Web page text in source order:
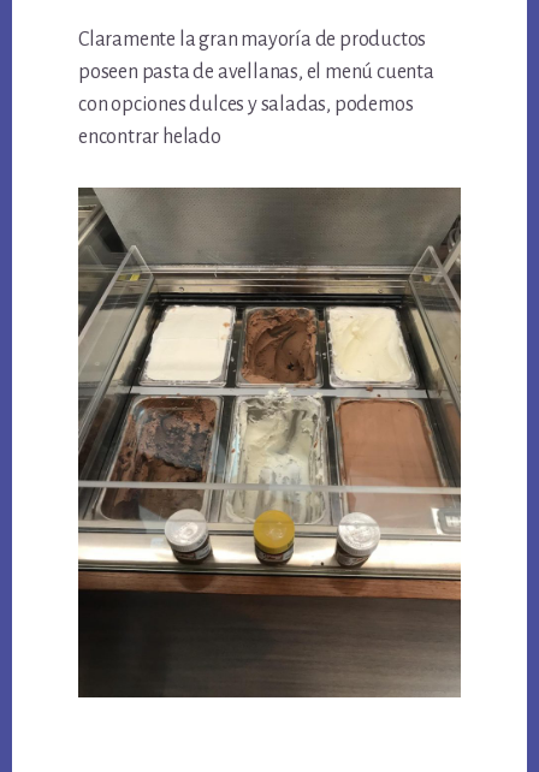
Claramente la gran mayoría de productos
poseen pasta de avellanas, el menú cuenta
con opciones dulces y saladas, podemos
encontrar helado